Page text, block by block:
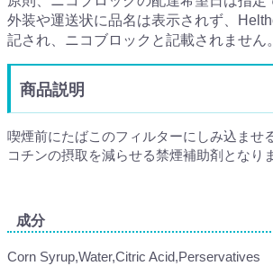
外装や運送状に品名は表示されず、
記され、ニコブロックと記載されません。
商品説明
喫煙前にたばこのフィルターにしみ込ませ
コチンの摂取を減らせる禁煙補助剤となり
成分
Corn Syrup,Water,Citric Acid,Perservatives